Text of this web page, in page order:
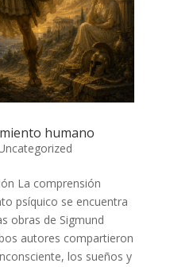
humano
La comprensión
psíquico se encuentra
obras de Sigmund
autores compartieron
los sueños y